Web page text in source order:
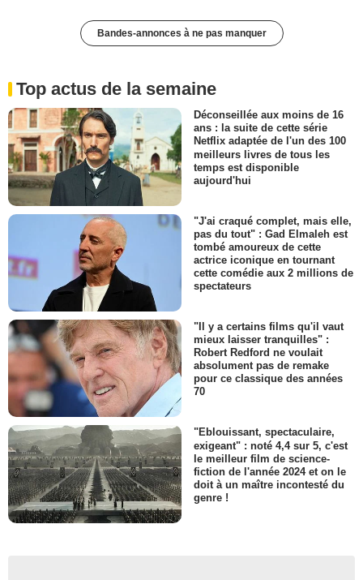
Bandes-annonces à ne pas manquer
Top actus de la semaine
Déconseillée aux moins de 16
ans : la suite de cette série
Netflix adaptée de l'un des 100
meilleurs livres de tous les
temps est disponible
aujourd'hui
"J'ai craqué complet, mais elle,
pas du tout" : Gad Elmaleh est
tombé amoureux de cette
actrice iconique en tournant
cette comédie aux 2 millions de
spectateurs
"Il y a certains films qu'il vaut
mieux laisser tranquilles" :
Robert Redford ne voulait
absolument pas de remake
pour ce classique des années
70
"Eblouissant, spectaculaire,
exigeant" : noté 4,4 sur 5, c'est
le meilleur film de science-
fiction de l'année 2024 et on le
doit à un maître incontesté du
genre !